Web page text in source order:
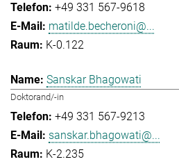
+49 331 567-9618
matilde.becheroni@...
K-0.122
Sanskar Bhagowati
Doktorand/-in
+49 331 567-9213
sanskar.bhagowati@...
K-2.235